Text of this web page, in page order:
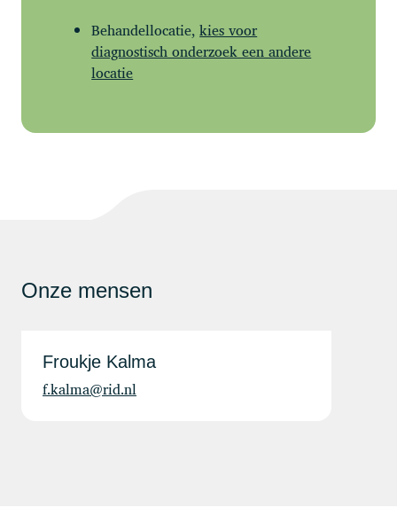
Behandellocatie,kies voor
diagnostisch onderzoek een andere
locatie
Onze mensen
Froukje Kalma
f.kalma@rid.nl